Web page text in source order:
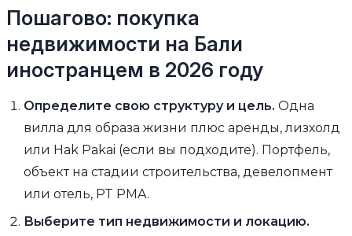
Пошагово: покупка
недвижимости на Бали
иностранцем в 2026 году
Определите свою структуру и цель. Одна
вилла для образа жизни плюс аренды, лизхолд
или Hak Pakai (если вы подходите). Портфель,
объект на стадии строительства, девелопмент
или отель, PT PMA.
Выберите тип недвижимости и локацию.